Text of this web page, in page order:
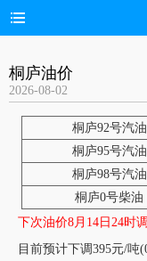
桐庐油价
2026-08-02
桐庐92号汽油
桐庐95号汽油
桐庐98号汽油
桐庐0号柴油
下次油价8月14日24时
目前预计下调395元/吨